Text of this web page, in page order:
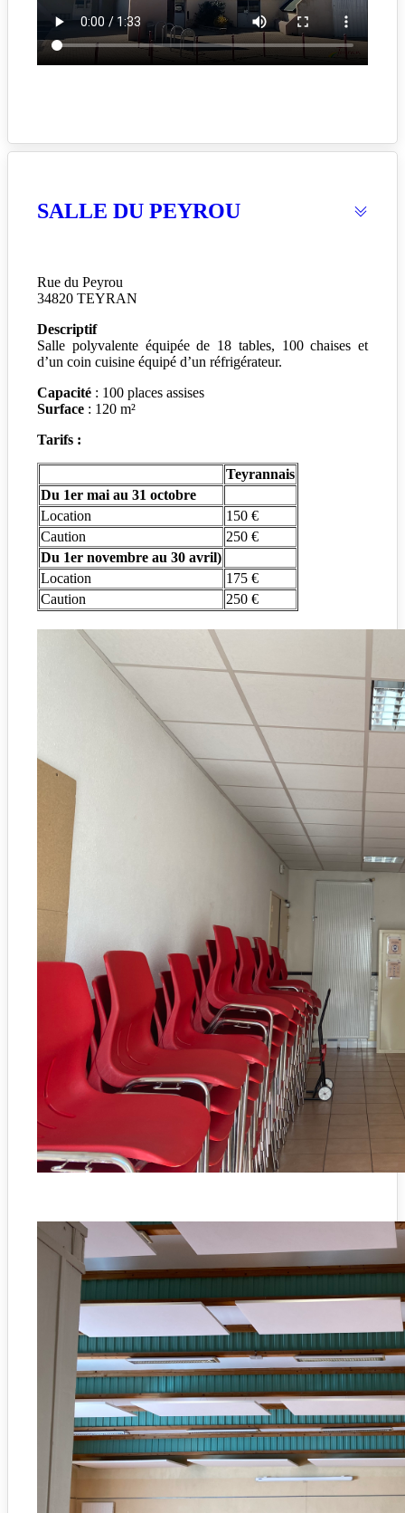
SALLE DU PEYROU
Rue du Peyrou
34820 TEYRAN
Descriptif
Salle polyvalente équipée de 18 tables, 100 chaises et
d’un coin cuisine équipé d’un réfrigérateur.
Capacité : 100 places assises
Surface : 120 m²
Tarifs :
Teyrannais
Du 1er mai au 31 octobre
Location
150 €
Caution
250 €
Du 1er novembre au 30 avril)
Location
175 €
Caution
250 €